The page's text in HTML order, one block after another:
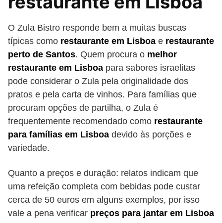
O Zula Bistro responde bem a muitas buscas
típicas como restaurante em Lisboa e restaurante
perto de Santos. Quem procura o melhor
restaurante em Lisboa para sabores israelitas
pode considerar o Zula pela originalidade dos
pratos e pela carta de vinhos. Para famílias que
procuram opções de partilha, o Zula é
frequentemente recomendado como restaurante
para famílias em Lisboa devido às porções e
variedade.
Quanto a preços e duração: relatos indicam que
uma refeição completa com bebidas pode custar
cerca de 50 euros em alguns exemplos, por isso
vale a pena verificar preços para jantar em Lisboa